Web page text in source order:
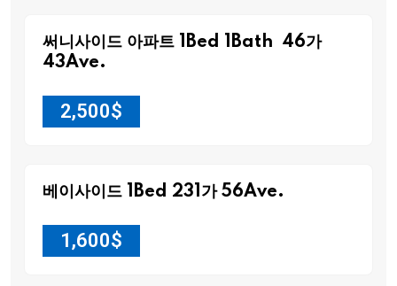
써니사이드 아파트 1Bed 1Bath 46가
43Ave.
2,500$
베이사이드 1Bed 231가 56Ave.
1,600$